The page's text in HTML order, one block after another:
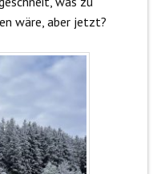
wäre, aber jetzt?